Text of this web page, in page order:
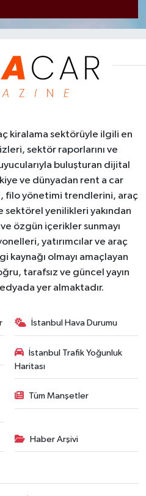
kiralama sektörüyle ilgili en
sektör raporlarını ve
buluşturan dijital
ve dünyadan rent a car
filo yönetimi trendlerini, araç
sektörel yenilikleri yakından
özgün içerikler sunmayı
yatırımcılar ve araç
kaynağı olmayı amaçlayan
tarafsız ve güncel yayın
yer almaktadır.
İstanbul Hava Durumu
İstanbul Trafik Yoğunluk
Haritası
Tüm Manşetler
Haber Arşivi